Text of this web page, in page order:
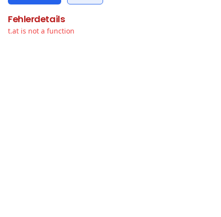
Fehlerdetails
t.at is not a function